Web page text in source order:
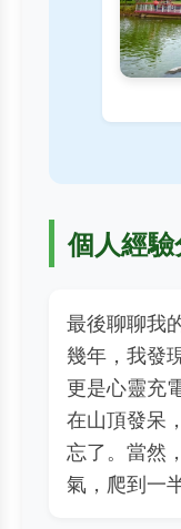
個人經
最後聊聊我
幾年，我發
更是心靈充
在山頂發呆
忘了。當然
氣，爬到一